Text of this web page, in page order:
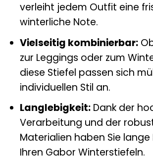
verleiht jedem Outfit eine
winterliche Note.
Vielseitig kombinierbar:
zur Leggings oder zum
diese Stiefel passen sich
individuellen Stil an.
Langlebigkeit:Dank der
Verarbeitung und der
Materialien haben Sie lange
Ihren Gabor Winterstiefeln.